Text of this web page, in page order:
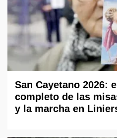
San Cayetano 2026:
completo de las
y la marcha en